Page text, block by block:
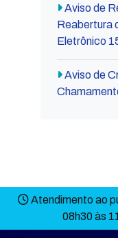
Aviso de
Reabertura
Eletrônico
Aviso de
Atendimento ao
08h30 às